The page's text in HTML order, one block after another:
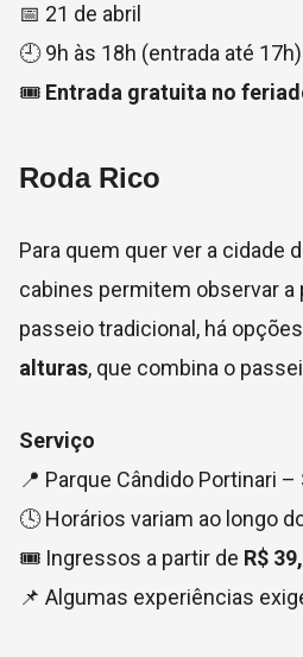
📅 21 de abril
🕘 9h às 18h (entrada até 17h)
🎟 Entrada gratuita no
Roda Rico
Para quem quer ver a cidade
cabines permitem observar a
passeio tradicional, há
alturas, que combina o
Serviço
📍 Parque Cândido Portinari –
🕓 Horários variam ao longo
🎟 Ingressos a partir de R$
📌 Algumas experiências